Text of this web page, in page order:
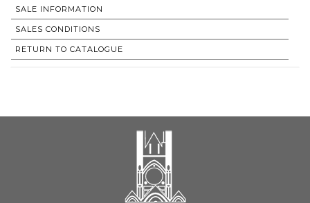
SALE INFORMATION
SALES CONDITIONS
RETURN TO CATALOGUE